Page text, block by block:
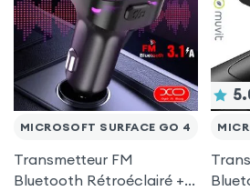
MICROSOFT SURFACE GO 4
Transmetteur FM
Bluetooth Rétroéclairé +